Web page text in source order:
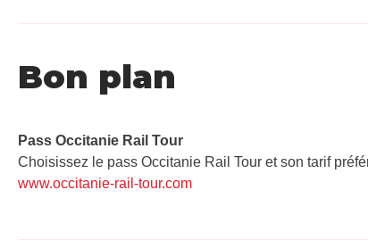
Bon plan
Pass Occitanie Rail Tour​
Choisissez le pass Occitanie Rail Tour et son tarif
www.occitanie-rail-tour.com